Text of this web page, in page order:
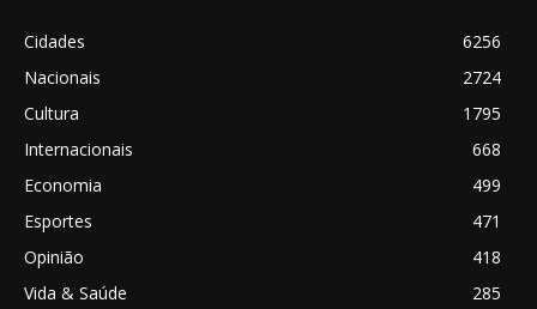
Cidades
6256
Nacionais
2724
Cultura
1795
Internacionais
668
Economia
499
Esportes
471
Opinião
418
Vida & Saúde
285